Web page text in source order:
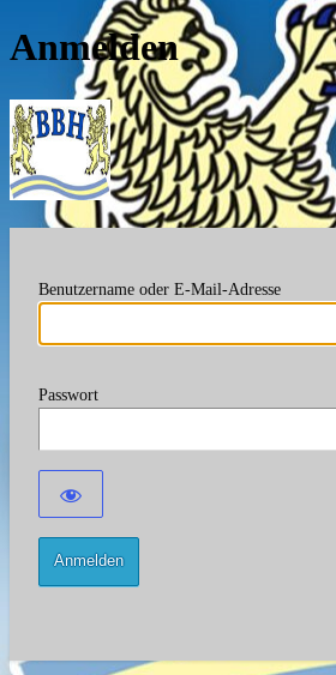
Anmelden
Benutzername oder E-Mail-Adresse
Passwort